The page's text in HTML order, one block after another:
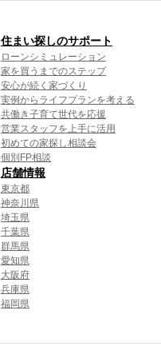
住まい探しのサポート
ローンシミュレーション
家を買うまでのステップ
安心が続く家づくり
実例からライフプランを考える
共働き子育て世代を応援
営業スタッフを上手に活用
初めての家探し相談会
個別FP相談
店舗情報
東京都
神奈川県
埼玉県
千葉県
群馬県
愛知県
大阪府
兵庫県
福岡県